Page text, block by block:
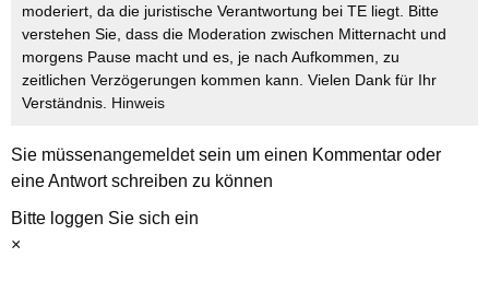
moderiert, da die juristische Verantwortung bei TE liegt. Bitte
verstehen Sie, dass die Moderation zwischen Mitternacht und
morgens Pause macht und es, je nach Aufkommen, zu
zeitlichen Verzögerungen kommen kann. Vielen Dank für Ihr
Verständnis. Hinweis
Sie müssenangemeldetsein um einen Kommentar oder
eine Antwort schreiben zu können
Bitte loggen Sie sich ein
×